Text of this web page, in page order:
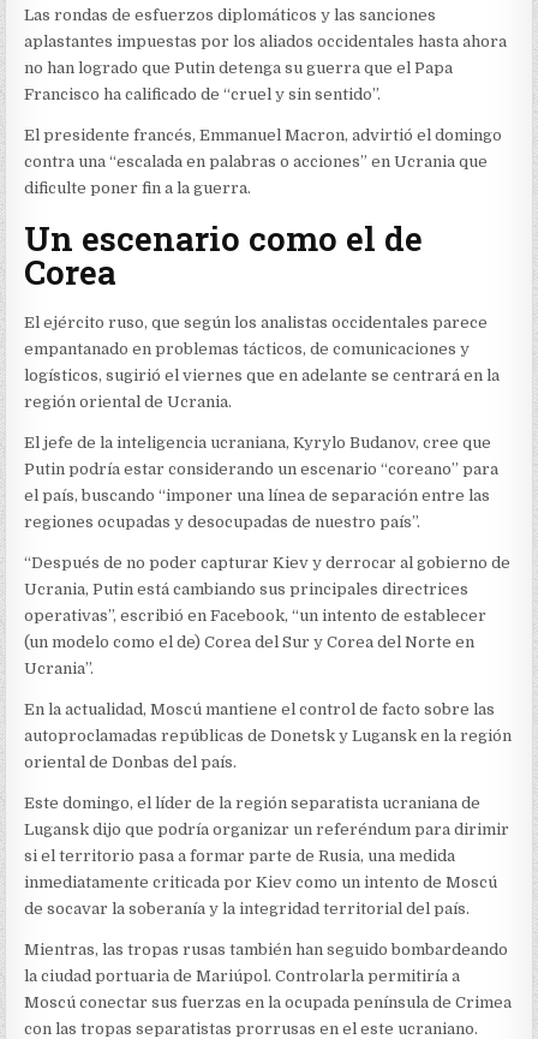
Las rondas de esfuerzos diplomáticos y las sanciones
aplastantes impuestas por los aliados occidentales hasta ahora
no han logrado que Putin detenga su guerra que el Papa
Francisco ha calificado de “cruel y sin sentido”.
El presidente francés, Emmanuel Macron, advirtió el domingo
contra una “escalada en palabras o acciones” en Ucrania que
dificulte poner fin a la guerra.
Un escenario como el de
Corea
El ejército ruso, que según los analistas occidentales parece
empantanado en problemas tácticos, de comunicaciones y
logísticos, sugirió el viernes que en adelante se centrará en la
región oriental de Ucrania.
El jefe de la inteligencia ucraniana, Kyrylo Budanov, cree que
Putin podría estar considerando un escenario “coreano” para
el país, buscando “imponer una línea de separación entre las
regiones ocupadas y desocupadas de nuestro país”.
“Después de no poder capturar Kiev y derrocar al gobierno de
Ucrania, Putin está cambiando sus principales directrices
operativas”, escribió en Facebook, “un intento de establecer
(un modelo como el de) Corea del Sur y Corea del Norte en
Ucrania”.
En la actualidad, Moscú mantiene el control de facto sobre las
autoproclamadas repúblicas de Donetsk y Lugansk en la región
oriental de Donbas del país.
Este domingo, el líder de la región separatista ucraniana de
Lugansk dijo que podría organizar un referéndum para dirimir
si el territorio pasa a formar parte de Rusia, una medida
inmediatamente criticada por Kiev como un intento de Moscú
de socavar la soberanía y la integridad territorial del país.
Mientras, las tropas rusas también han seguido bombardeando
la ciudad portuaria de Mariúpol. Controlarla permitiría a
Moscú conectar sus fuerzas en la ocupada península de Crimea
con las tropas separatistas prorrusas en el este ucraniano.